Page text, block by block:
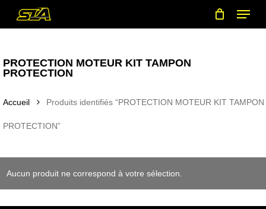
Menu
PROTECTION MOTEUR KIT TAMPON
PROTECTION
Accueil Produits identifiés “PROTECTION MOTEUR KIT TAMPON
PROTECTION”
Aucun produit ne correspond à votre sélection.